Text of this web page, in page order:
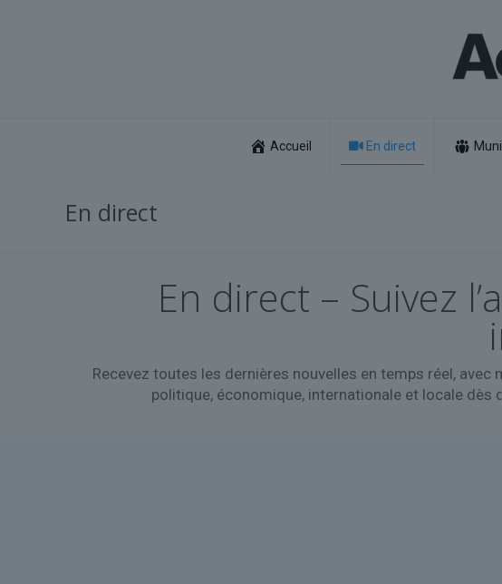
Accueil En direct
En direct
En direct – Suivez
Recevez toutes les dernières nouvelles en temps réel,
politique, économique, internationale et locale dès